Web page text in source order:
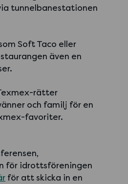
tunnelbanestationen
Soft Taco eller
även en
rätter
och familj för en
favoriter.
för idrottsföreningen
för att skicka in en